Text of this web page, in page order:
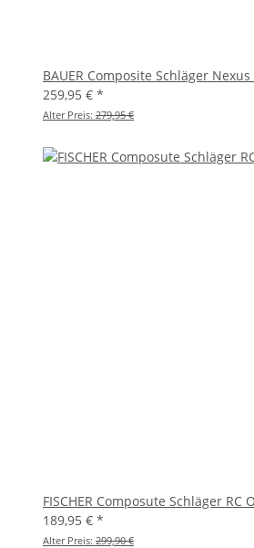
BAUER Composite Schläger
259,95 € *
Alter Preis: 279,95 €
FISCHER Composute Schläger RC
189,95 € *
Alter Preis: 299,90 €